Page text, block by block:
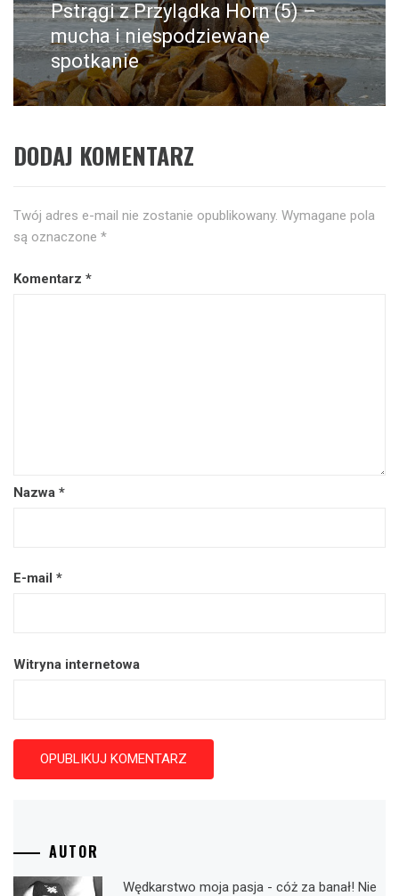
Poprzedni
wpis:
Pstrągi z Przylądka Horn (5) –
mucha i niespodziewane
spotkanie
DODAJ KOMENTARZ
Twój adres e-mail nie zostanie opublikowany. Wymagane pola
są oznaczone *
Komentarz *
Nazwa *
E-mail *
Witryna internetowa
AUTOR
Wędkarstwo moja pasja - cóż za banał! Nie